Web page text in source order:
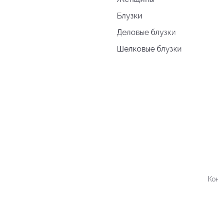
Блузки
Деловые блузки
Шелковые блузки